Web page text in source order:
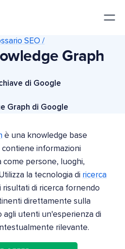
di Google
SEO /
Graph
Graph di Google
è una knowledge base
informazioni
persone, luoghi,
la tecnologia di ricerca
risultati di ricerca fornendo
direttamente sulla
agli utenti un'esperienza di
rilevante.